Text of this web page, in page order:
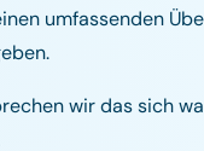
umfassenden
wir das sich